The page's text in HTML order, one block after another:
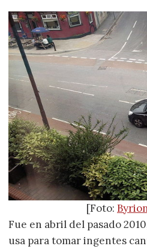
[Foto:
Fue en abril del pasado
usa para tomar ingentes